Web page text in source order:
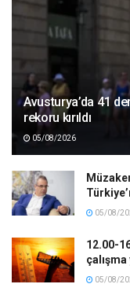
Avusturya’da 41
rekoru kırıldı
05/08/2026
05/08/
12.00-
05/08/